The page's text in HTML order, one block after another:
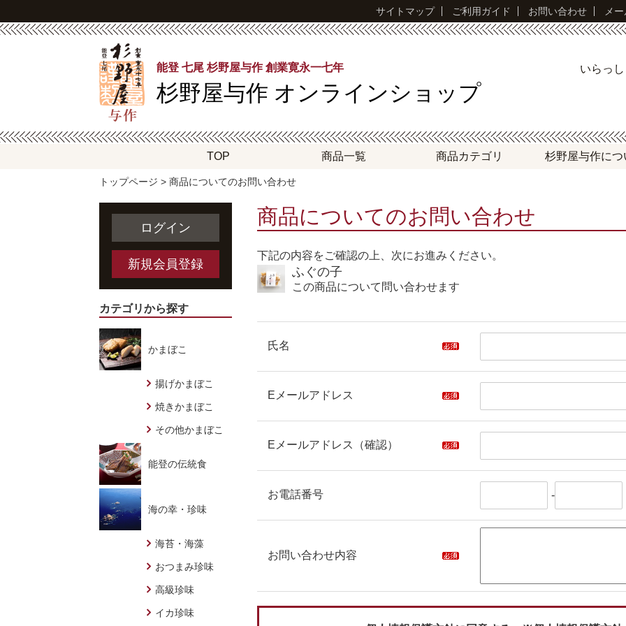
サイトマップ ご利用ガイド お問い合わせ メ
能登 七尾 杉野屋与作 創業寛永一七年
杉野屋与作 オンラインショップ
いらっ
TOP 商品一覧 商品カテゴリ 杉野屋与作につ
ログイン
新規会員登録
カテゴリから探す
かまぼこ
揚げかまぼこ
焼きかまぼこ
その他かまぼこ
能登の伝統食
海の幸・珍味
海苔・海藻
おつまみ珍味
高級珍味
イカ珍味
トップページ > 商品についてのお問い合わせ
商品についてのお問い合わせ
下記の内容をご確認の上、次にお進みください。
ふぐの子
この商品について問い合わせます
氏名
Eメールアドレス
Eメールアドレス（確認）
お電話番号 -
お問い合わせ内容